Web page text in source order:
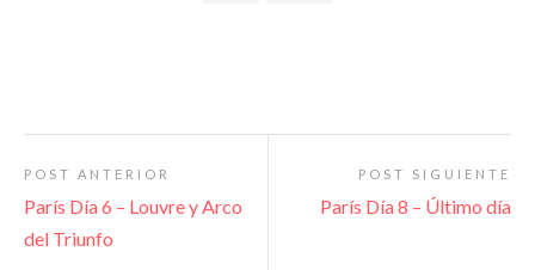
POST ANTERIOR
París Día 6 – Louvre y Arco
del Triunfo
POST SIGUIENTE
París Día 8 – Último día